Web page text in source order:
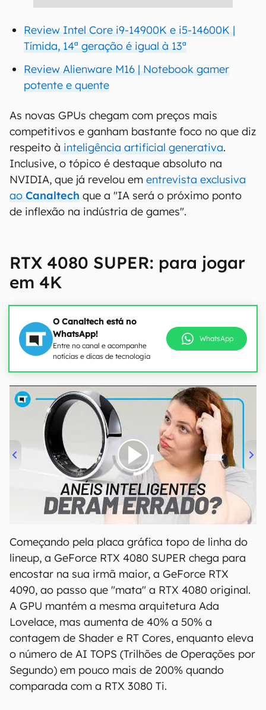
Review Intel Core i9-14900K e i5-14600K |
Tímida, 14ª geração é igual à 13ª
Review Alienware M16 | Notebook gamer
potente e quente
As novas GPUs chegam com preços mais
competitivos e ganham bastante foco no que diz
respeito à inteligência artificial generativa.
Inclusive, o tópico é destaque absoluto na
NVIDIA, que já revelou em entrevista exclusiva
ao Canaltech que a "IA será o próximo ponto
de inflexão na indústria de games".
RTX 4080 SUPER: para jogar
em 4K
O Canaltech está no
WhatsApp!
Entre no canal e acompanhe
notícias e dicas de tecnologia
WhatsApp
00:00/21:11
Começando pela placa gráfica topo de linha do
lineup, a GeForce RTX 4080 SUPER chega para
encostar na sua irmã maior, a GeForce RTX
4090, ao passo que "mata" a RTX 4080 original.
A GPU mantém a mesma arquitetura Ada
Lovelace, mas aumenta de 40% a 50% a
contagem de Shader e RT Cores, enquanto eleva
o número de AI TOPS (Trilhões de Operações por
Segundo) em pouco mais de 200% quando
comparada com a RTX 3080 Ti.